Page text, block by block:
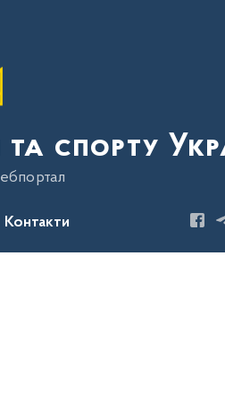
та спорту
Контакти